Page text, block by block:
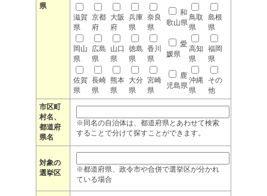
県
滋賀
県
京都
府
大阪
府
兵庫
県
奈良
県
和
歌山県
鳥取
県
島根
県
岡山
県
広島
県
山口
県
徳島
県
香川
県
愛
媛県
高知
県
福岡
県
佐賀
県
長崎
県
熊本
県
大分
県
宮崎
県
鹿
児島県
沖縄
県
その
他
市区町
村名、
都道府
県名
※同名の自治体は、都道府県とあわせて検索
することで分けて探すことができます。
対象の
選挙区
※都道府県、政令市や合併で選挙区が分かれ
ている場合